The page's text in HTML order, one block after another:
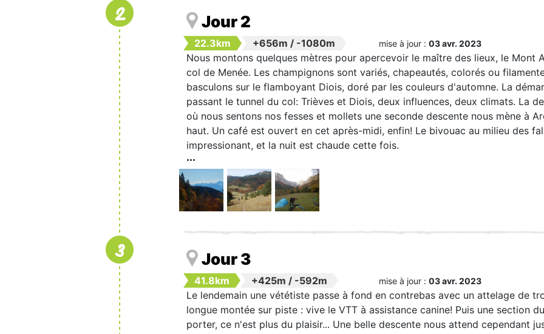
2 Jour 2
22.3km +656m / -1080m mise à jour : 03 avr. 2023
Nous montons quelques mètres pour apercevoir le maître des lieux, le Mont
col de Menée. Les champignons sont variés, chapeautés, colorés ou
basculons sur le flamboyant Diois, doré par les couleurs d'automne. La
passant le tunnel du col: Trièves et Diois, deux influences, deux climats. La
où nous sentons nos fesses et mollets une seconde descente nous mène à
haut. Un café est ouvert en cet après-midi, enfin! Le bivouac au milieu des
impressionant, et la nuit est chaude cette fois.
3 Jour 3
41.8km +425m / -592m mise à jour : 03 avr. 2023
Le lendemain une vététiste passe à fond en contrebas avec un attelage de
longue montée sur piste : vive le VTT à assistance canine! Puis une section
porter, ce n'est plus du plaisir... Une belle descente nous attend cependant